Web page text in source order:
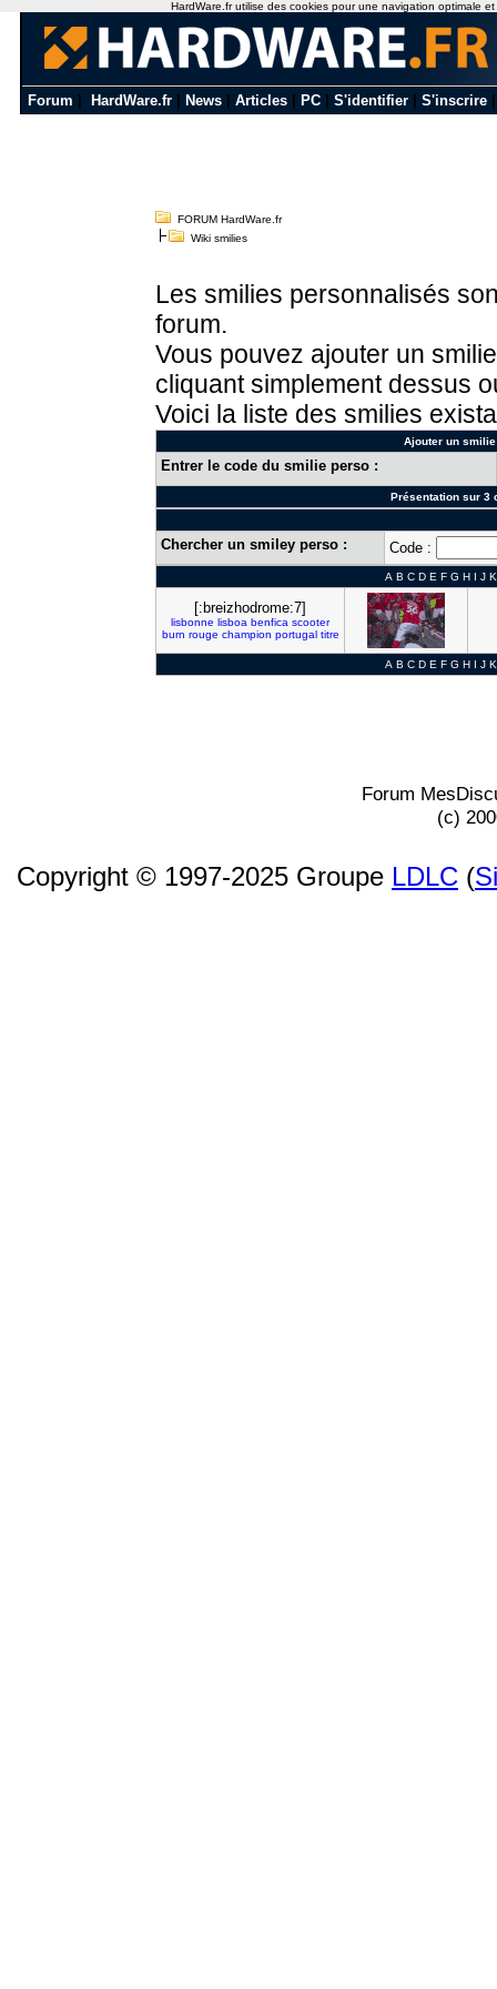
Forum HardWare.fr News Articles PC S'identifier S'inscrire
FORUM HardWare.fr
Wiki smilies
Les smilies personnalisés
forum.
Vous pouvez ajouter un
cliquant simplement dessus
Voici la liste des smilies
Ajouter un
Entrer le code du smilie perso :
Présentation sur 3
Chercher un smiley perso : Code :
A B C D E F G H I J K
[:breizhodrome:7]
lisbonne lisboa benfica scooter
burn rouge champion portugal titre
A B C D E F G H I J K
Forum
(c)
Copyright © 1997-2025 Groupe LDLC (
HardWare.fr utilise des cookies pour une navigation optimale